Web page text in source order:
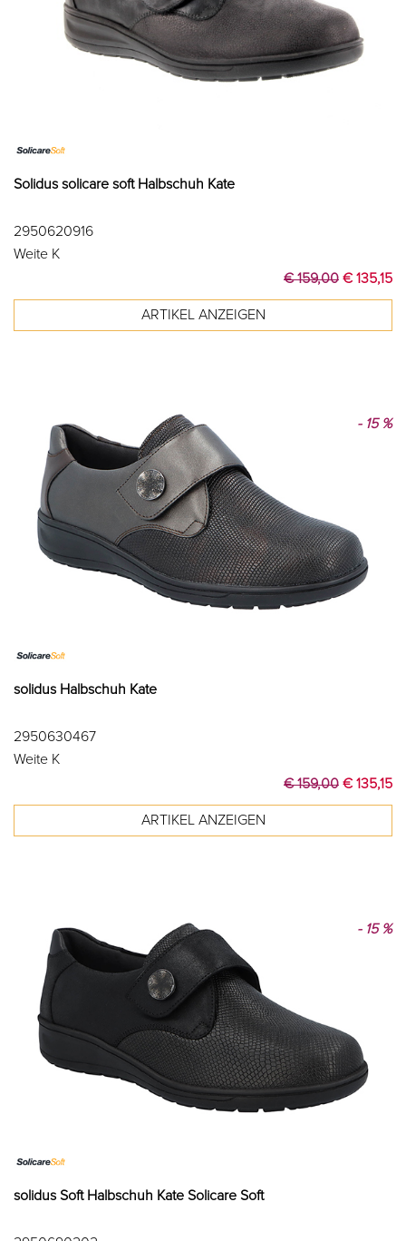
Solidus solicare soft Halbschuh Kate
2950620916
Weite K
€ 159,00 € 135,15
solidus Halbschuh Kate
2950630467
Weite K
€ 159,00 € 135,15
- 15 %
solidus Soft Halbschuh Kate Solicare Soft
- 15 %